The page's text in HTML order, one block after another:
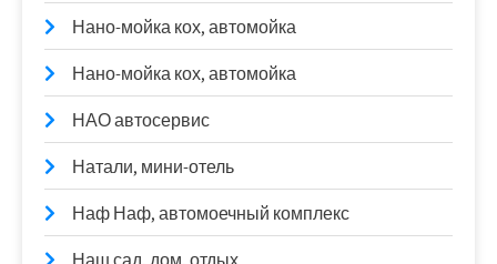
Нано-мойка кох, автомойка
Нано-мойка кох, автомойка
НАО автосервис
Натали, мини-отель
Наф Наф, автомоечный комплекс